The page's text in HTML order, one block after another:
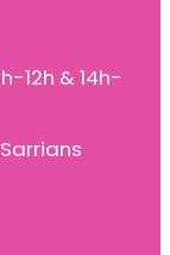
12h & 14h-